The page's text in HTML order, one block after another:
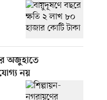
অজুহাতে
নয়